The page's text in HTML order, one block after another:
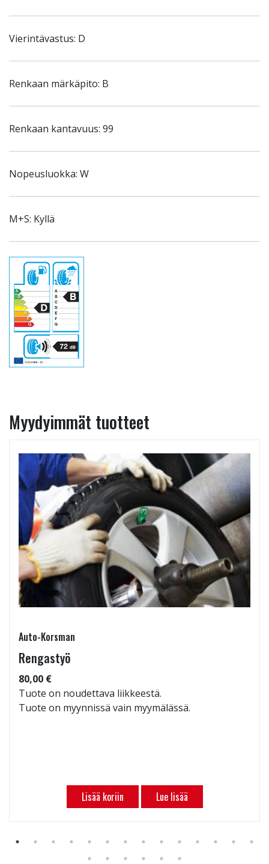
Vierintävastus: D
Renkaan märkäpito: B
Renkaan kantavuus: 99
Nopeusluokka: W
M+S: Kyllä
Myydyimmät tuotteet
Auto-Korsman
Rengastyö
80,00 €
Tuote on noudettava liikkeestä.
Tuote on myynnissä vain myymälässä.
Lisää koriin Lue lisää